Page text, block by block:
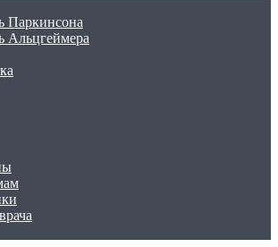
Паркинсона
Альцгеймера